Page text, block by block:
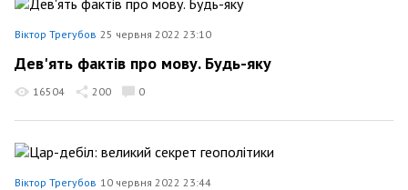
Віктор Трегубов 25 червня 2022 23:10
Дев'ять фактів про мову. Будь-яку
16504 200 0
Віктор Трегубов 10 червня 2022 23:44